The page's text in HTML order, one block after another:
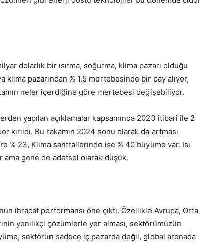
dolarlık bir ısıtma, soğutma, klima pazarı olduğu
pazarından % 1.5 mertebesinde bir pay alıyor,
neler içerdiğine göre mertebesi değişebiliyor.
yapılan açıklamalar kapsamında 2023 itibari ile 2
kırıldı. Bu rakamın 2024 sonu olarak da artması
% 23, Klima santrallerinde ise % 40 büyüme var. Isı
ama gene de adetsel olarak düşük.
ihracat performansı öne çıktı. Özellikle Avrupa, Orta
yenilikçi çözümlerle yer alması, sektörümüzün
sektörün sadece iç pazarda değil, global arenada